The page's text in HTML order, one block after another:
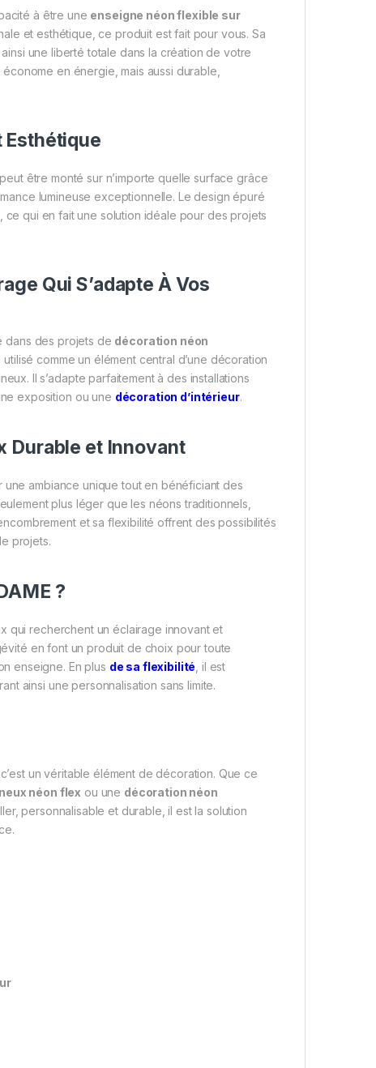
à être une enseigne néon flexible sur
et esthétique, ce produit est fait pour vous. Sa
une liberté totale dans la création de votre
en énergie, mais aussi durable,
Esthétique
être monté sur n’importe quelle surface grâce
lumineuse exceptionnelle. Le design épuré
qui en fait une solution idéale pour des projets
Qui S’adapte À Vos
dans des projets de décoration néon
comme un élément central d’une décoration
Il s’adapte parfaitement à des installations
exposition ou une décoration d’intérieur.
Durable et Innovant
ambiance unique tout en bénéficiant des
plus léger que les néons traditionnels,
et sa flexibilité offrent des possibilités
projets.
?
qui recherchent un éclairage innovant et
en font un produit de choix pour toute
enseigne. En plus de sa flexibilité , il est
ainsi une personnalisation sans limite.
un véritable élément de décoration. Que ce
néon flex ou une décoration néon
personnalisable et durable, il est la solution